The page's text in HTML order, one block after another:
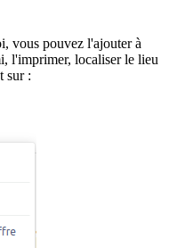
vous pouvez l'ajouter à
l'imprimer, localiser le lieu
sur :